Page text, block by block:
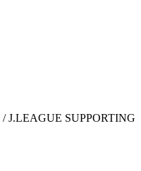
J.LEAGUE SUPPORTING